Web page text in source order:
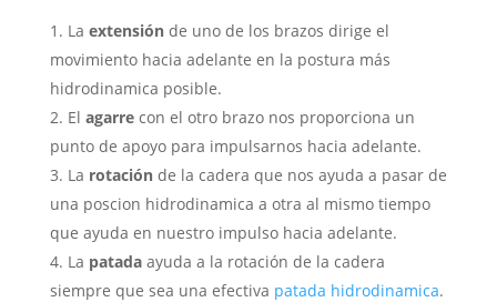
La extensiónde uno de los brazos dirige el
movimiento hacia adelante en la postura más
hidrodinamica posible.
El agarrecon el otro brazo nos proporciona un
punto de apoyo para impulsarnos hacia adelante.
La rotaciónde la cadera que nos ayuda a pasar de
una poscion hidrodinamica a otra al mismo tiempo
que ayuda en nuestro impulso hacia adelante.
La patadaayuda a la rotación de la cadera
siempre que sea una efectiva patada hidrodinamica.